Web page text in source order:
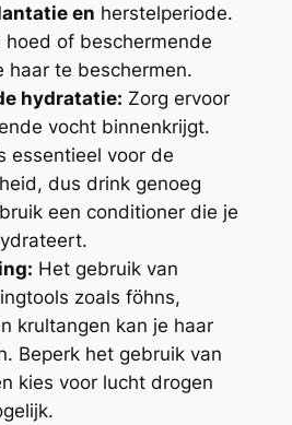
en herstelperiode.
hoed of beschermende
haar te beschermen.
hydratatie: Zorg ervoor
vocht binnenkrijgt.
essentieel voor de
dus drink genoeg
een conditioner die je
Het gebruik van
zoals föhns,
krultangen kan je haar
Beperk het gebruik van
kies voor lucht drogen